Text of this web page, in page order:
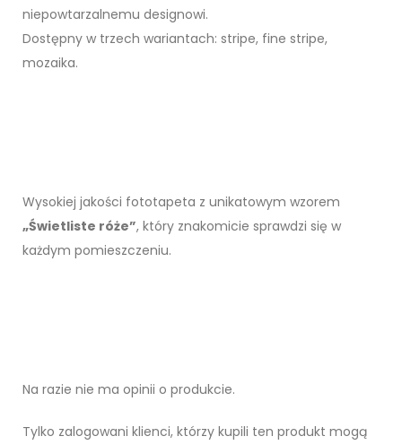
niepowtarzalnemu designowi.
Dostępny w trzech wariantach: stripe, fine stripe,
mozaika.
Wysokiej jakości fototapeta z unikatowym wzorem
„Świetliste róże”, który znakomicie sprawdzi się w
każdym pomieszczeniu.
Na razie nie ma opinii o produkcie.
Tylko zalogowani klienci, którzy kupili ten produkt mogą